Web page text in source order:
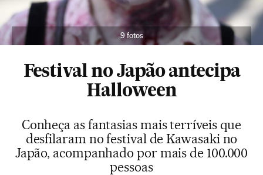
9 fotos
Festival no Japão antecipa
Halloween
Conheça as fantasias mais terríveis que
desfilaram no festival de Kawasaki no
Japão, acompanhado por mais de 100.000
pessoas